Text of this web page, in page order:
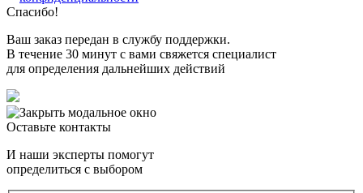
Спасибо!
Ваш заказ передан в службу поддержки.
В течение 30 минут с вами свяжется специалист
для определения дальнейших действий
Оставьте контакты
И наши эксперты помогут
определиться с выбором